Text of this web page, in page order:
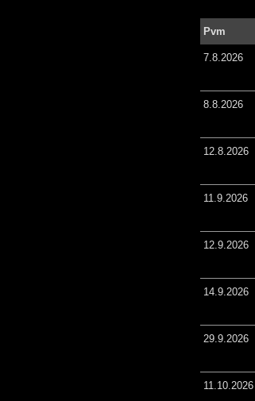
Pvm
7.8.2026
8.8.2026
12.8.2026
11.9.2026
12.9.2026
14.9.2026
29.9.2026
11.10.2026